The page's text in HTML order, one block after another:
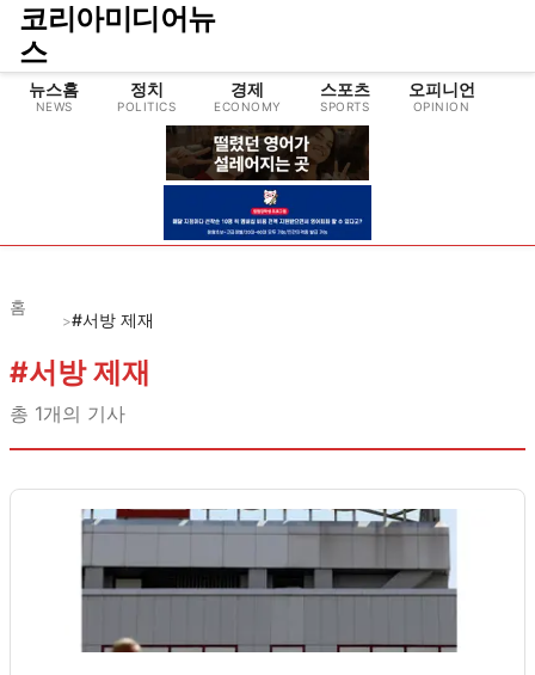
코리아미디어뉴
스
뉴스홈
NEWS
정치
POLITICS
경제
ECONOMY
스포츠
SPORTS
오피니언
OPINION
홈
>#서방 제재
#서방 제재
총 1개의 기사